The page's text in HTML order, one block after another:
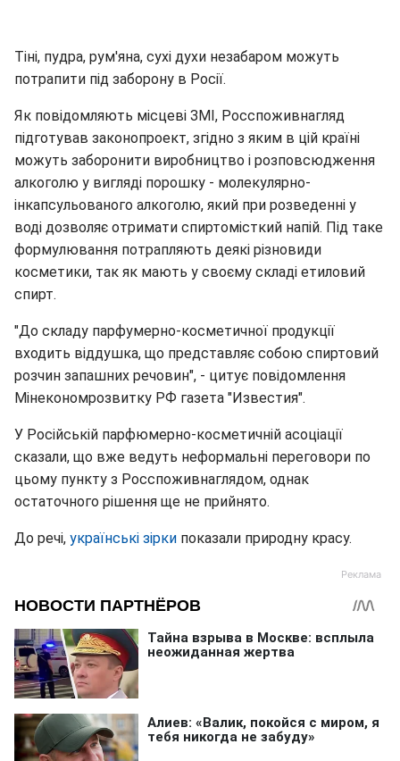
Тіні, пудра, рум'яна, сухі духи незабаром можуть
потрапити під заборону в Росії.
Як повідомляють місцеві ЗМІ, Росспоживнагляд
підготував законопроект, згідно з яким в цій країні
можуть заборонити виробництво і розповсюдження
алкоголю у вигляді порошку - молекулярно-
інкапсульованого алкоголю, який при розведенні у
воді дозволяє отримати спиртомісткий напій. Під таке
формулювання потрапляють деякі різновиди
косметики, так як мають у своєму складі етиловий
спирт.
"До складу парфумерно-косметичної продукції
входить віддушка, що представляє собою спиртовий
розчин запашних речовин", - цитує повідомлення
Мінекономрозвитку РФ газета "Известия".
У Російській парфюмерно-косметичній асоціації
сказали, що вже ведуть неформальні переговори по
цьому пункту з Росспоживнаглядом, однак
остаточного рішення ще не прийнято.
До речі, українські зірки показали природну красу.